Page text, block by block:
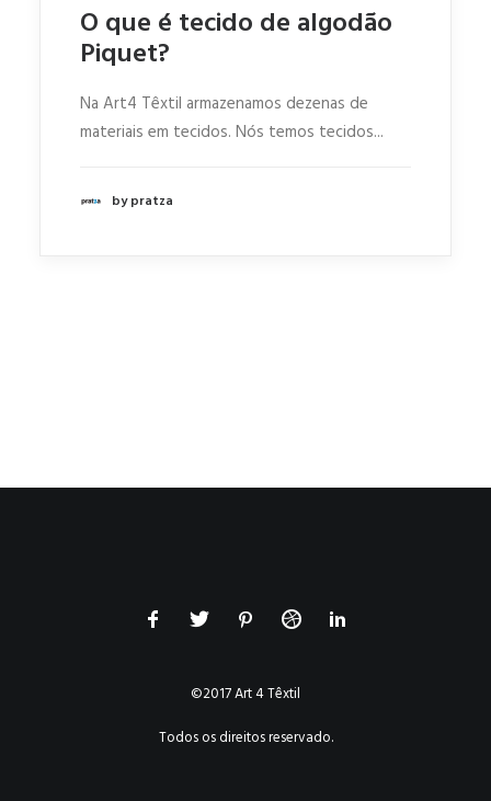
O que é tecido de algodão
Piquet?
Na Art4 Têxtil armazenamos dezenas de
materiais em tecidos. Nós temos tecidos...
by pratza
©2017 Art 4 Têxtil
Todos os direitos reservado.